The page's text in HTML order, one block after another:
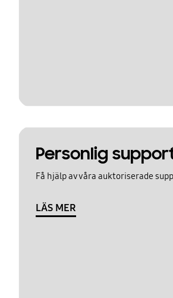
Personlig
Få hjälp av våra auktoriserade
LÄS MER